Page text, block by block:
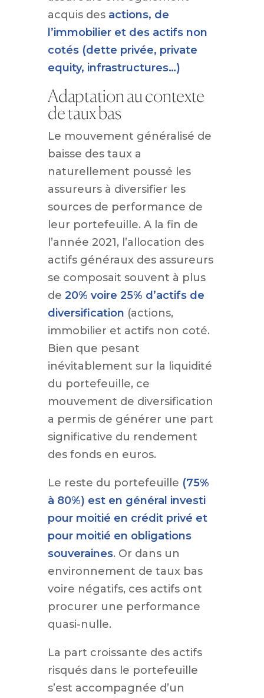
acquis des actions, de
l’immobilier et des actifs non
cotés (dette privée, private
equity, infrastructures…)
Adaptation au contexte
de taux bas
Le mouvement généralisé de
baisse des taux a
naturellement poussé les
assureurs à diversifier les
sources de performance de
leur portefeuille. A la fin de
l’année 2021, l’allocation des
actifs généraux des assureurs
se composait souvent à plus
de 20% voire 25% d’actifs de
diversification (actions,
immobilier et actifs non coté.
Bien que pesant
inévitablement sur la liquidité
du portefeuille, ce
mouvement de diversification
a permis de générer une part
significative du rendement
des fonds en euros.
Le reste du portefeuille (75%
à 80%) est en général investi
pour moitié en crédit privé et
pour moitié en obligations
souveraines. Or dans un
environnement de taux bas
voire négatifs, ces actifs ont
procurer une performance
quasi-nulle.
La part croissante des actifs
risqués dans le portefeuille
s’est accompagnée d’un